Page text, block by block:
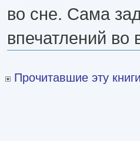
во сне. Сама
впечатлений во
Прочитавшие эту